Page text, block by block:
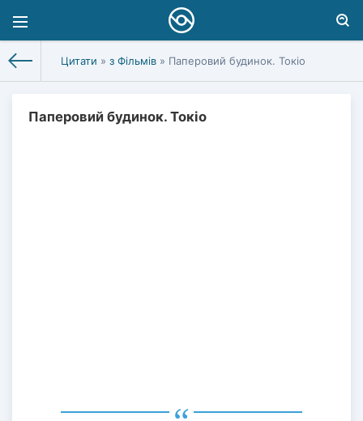
Цитати » з Фільмів » Паперовий будинок. Токіо
Паперовий будинок. Токіо